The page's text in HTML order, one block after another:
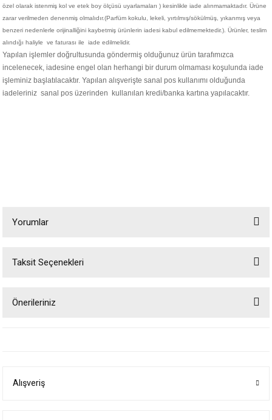
özel olarak istenmiş kol ve etek boy ölçüsü uyarlamaları ) kesinlikle iade alınmamaktadır. Ürüne
zarar verilmeden denenmiş olmalıdır.(Parfüm kokulu, lekeli, yırtılmış/sökülmüş, yıkanmış veya
benzeri nedenlerle orijinalliğini kaybetmiş ürünlerin iadesi kabul edilmemektedir.). Ürünler, teslim
alındığı haliyle ve faturası ile iade edilmelidir.
Yapılan işlemler doğrultusunda göndermiş olduğunuz ürün tarafımızca
incelenecek, iadesine engel olan herhangi bir durum olmaması koşulunda iade
işleminiz başlatılacaktır. Yapılan alışverişte sanal pos kullanımı olduğunda
iadeleriniz sanal pos üzerinden kullanılan kredi/banka kartına yapılacaktır.
Yorumlar
Taksit Seçenekleri
Önerileriniz
Alışveriş